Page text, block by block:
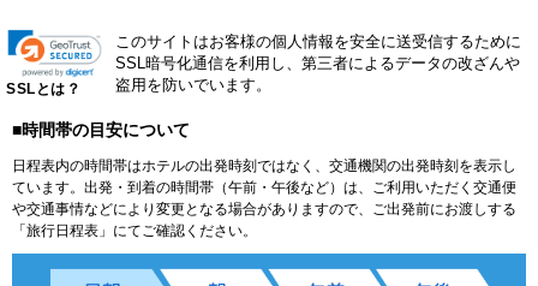
SSLとは？
このサイトはお客様の個人情報を安全に送受信するために
SSL暗号化通信を利用し、第三者によるデータの改ざんや
盗用を防いでいます。
■時間帯の目安について
日程表内の時間帯はホテルの出発時刻ではなく、交通機関の出発時刻を表示し
ています。出発・到着の時間帯（午前・午後など）は、ご利用いただく交通便
や交通事情などにより変更となる場合がありますので、ご出発前にお渡しする
「旅行日程表」にてご確認ください。